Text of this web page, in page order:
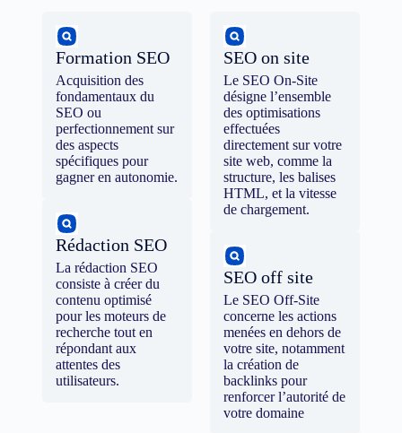
Formation SEO
Acquisition des
fondamentaux du
SEO ou
perfectionnement sur
des aspects
spécifiques pour
gagner en autonomie.
Rédaction SEO
La rédaction SEO
consiste à créer du
contenu optimisé
pour les moteurs de
recherche tout en
répondant aux
attentes des
utilisateurs.
SEO on site
Le SEO On-Site
désigne l’ensemble
des optimisations
effectuées
directement sur votre
site web, comme la
structure, les balises
HTML, et la vitesse
de chargement.
SEO off site
Le SEO Off-Site
concerne les actions
menées en dehors de
votre site, notamment
la création de
backlinks pour
renforcer l’autorité de
votre domaine